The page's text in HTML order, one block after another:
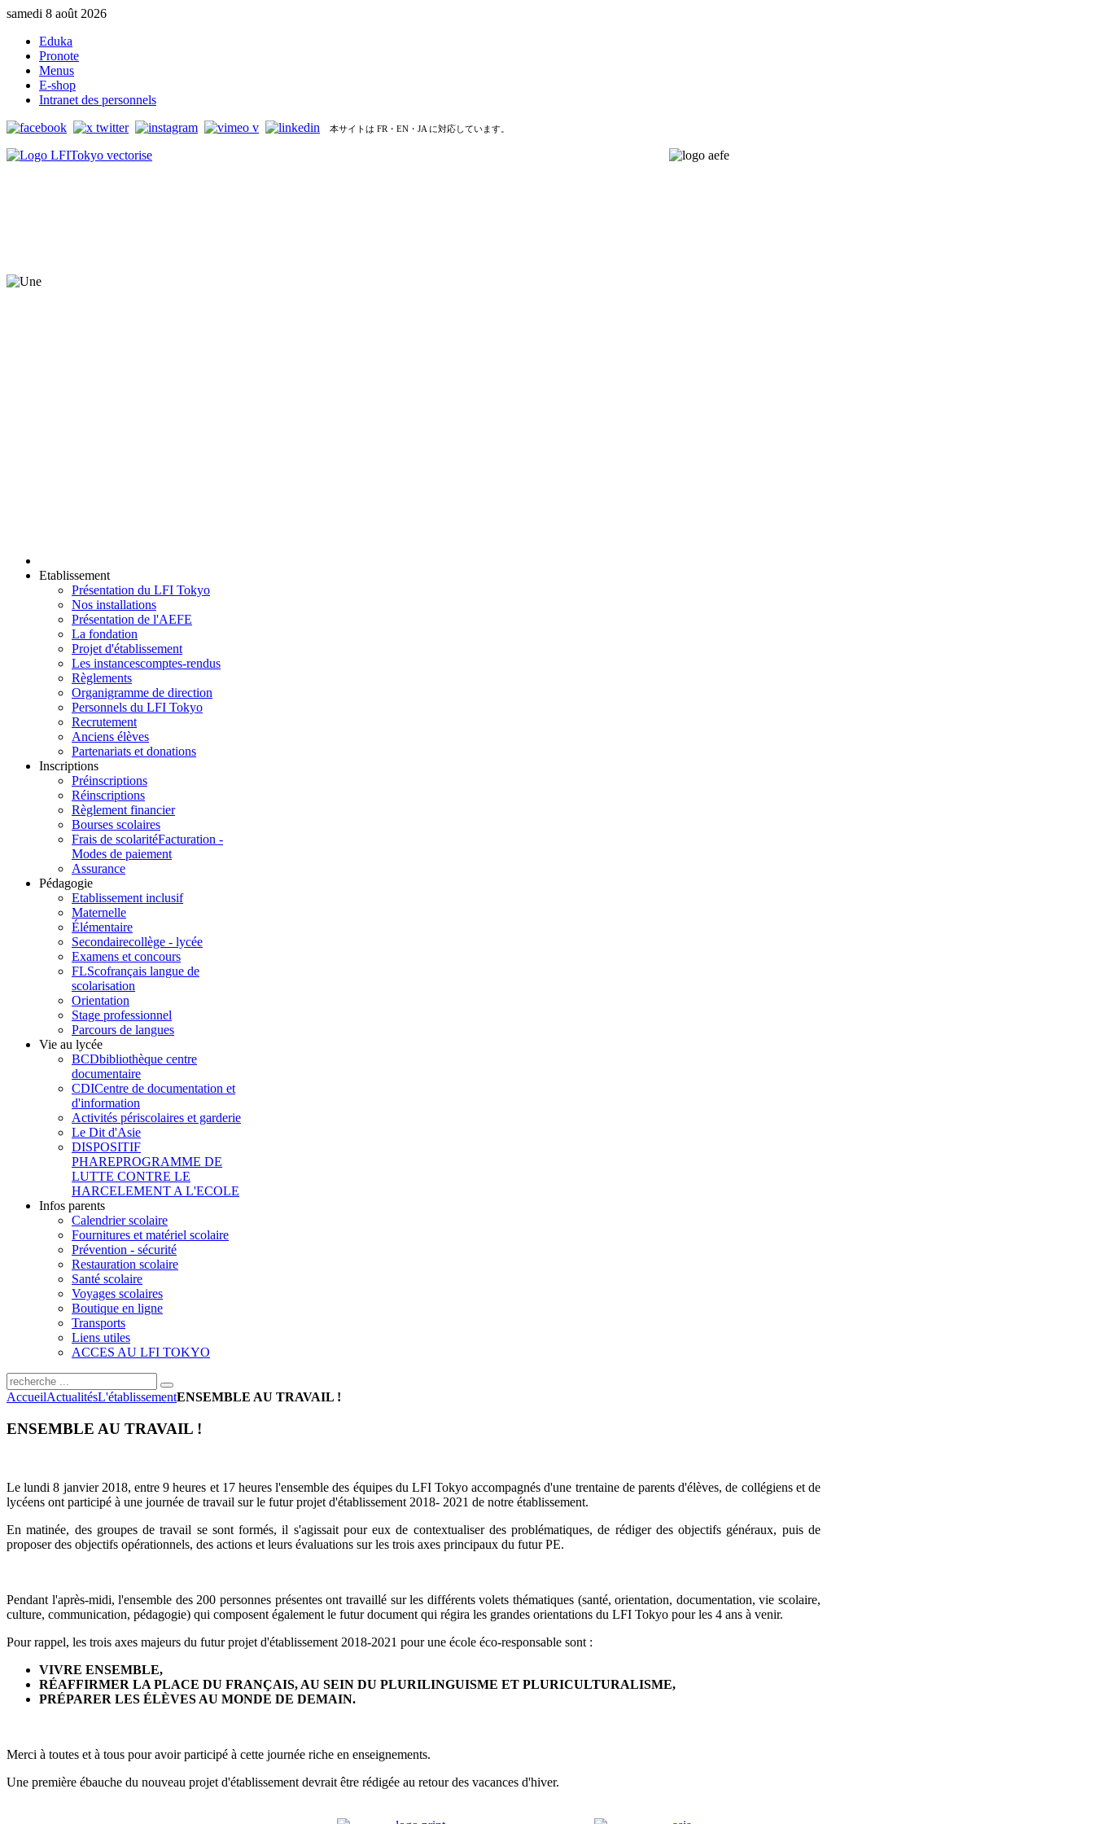
samedi 8 août 2026
Eduka
Pronote
Menus
E-shop
Intranet des personnels
本サイトは FR・EN・JA に対応しています。
Etablissement
Présentation du LFI Tokyo
Nos installations
Présentation de l'AEFE
La fondation
Projet d'établissement
Les instancescomptes-rendus
Règlements
Organigramme de direction
Personnels du LFI Tokyo
Recrutement
Anciens élèves
Partenariats et donations
Inscriptions
Préinscriptions
Réinscriptions
Règlement financier
Bourses scolaires
Frais de scolaritéFacturation -
Modes de paiement
Assurance
Pédagogie
Etablissement inclusif
Maternelle
Élémentaire
Secondairecollège - lycée
Examens et concours
FLScofrançais langue de
scolarisation
Orientation
Stage professionnel
Parcours de langues
Vie au lycée
BCDbibliothèque centre
documentaire
CDICentre de documentation et
d'information
Activités périscolaires et garderie
Le Dit d'Asie
DISPOSITIF
PHAREPROGRAMME DE
LUTTE CONTRE LE
HARCELEMENT A L'ECOLE
Infos parents
Calendrier scolaire
Fournitures et matériel scolaire
Prévention - sécurité
Restauration scolaire
Santé scolaire
Voyages scolaires
Boutique en ligne
Transports
Liens utiles
ACCES AU LFI TOKYO
AccueilActualitésL'établissementENSEMBLE AU TRAVAIL !
ENSEMBLE AU TRAVAIL !
Le lundi 8 janvier 2018, entre 9 heures et 17 heures l'ensemble des équipes du LFI Tokyo accompagnés d'une trentaine de parents d'élèves, de collégiens et de
lycéens ont participé à une journée de travail sur le futur projet d'établissement 2018- 2021 de notre établissement.
En matinée, des groupes de travail se sont formés, il s'agissait pour eux de contextualiser des problématiques, de rédiger des objectifs généraux, puis de
proposer des objectifs opérationnels, des actions et leurs évaluations sur les trois axes principaux du futur PE.
Pendant l'après-midi, l'ensemble des 200 personnes présentes ont travaillé sur les différents volets thématiques (santé, orientation, documentation, vie scolaire,
culture, communication, pédagogie) qui composent également le futur document qui régira les grandes orientations du LFI Tokyo pour les 4 ans à venir.
Pour rappel, les trois axes majeurs du futur projet d'établissement 2018-2021 pour une école éco-responsable sont :
VIVRE ENSEMBLE,
RÉAFFIRMER LA PLACE DU FRANÇAIS, AU SEIN DU PLURILINGUISME ET PLURICULTURALISME,
PRÉPARER LES ÉLÈVES AU MONDE DE DEMAIN.
Merci à toutes et à tous pour avoir participé à cette journée riche en enseignements.
Une première ébauche du nouveau projet d'établissement devrait être rédigée au retour des vacances d'hiver.